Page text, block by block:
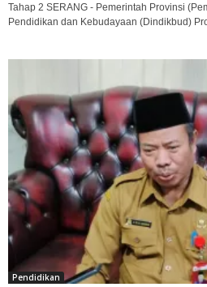
Tahap 2 SERANG - Pemerintah Provinsi
Pendidikan dan Kebudayaan (Dindikbud)
Pendidikan